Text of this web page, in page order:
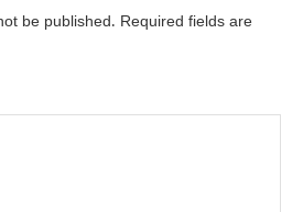
be published. Required fields are